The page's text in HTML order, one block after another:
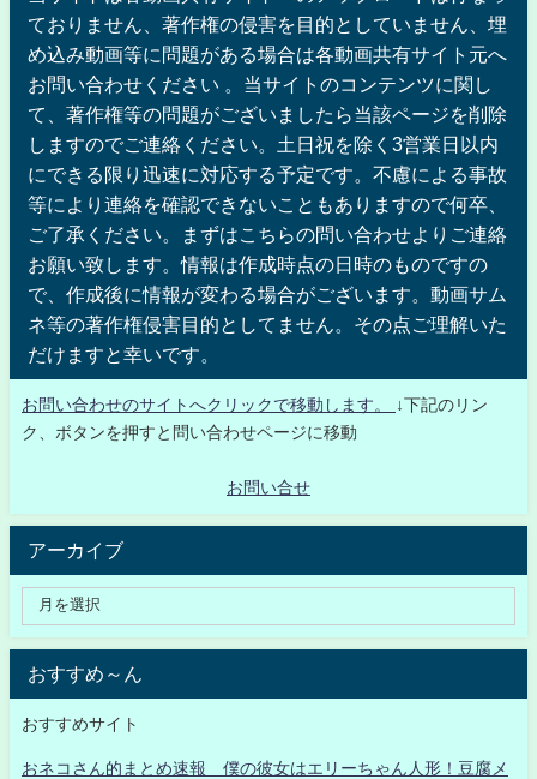
ておりません、著作権の侵害を目的としていません、埋
め込み動画等に問題がある場合は各動画共有サイト元へ
お問い合わせください 。当サイトのコンテンツに関し
て、著作権等の問題がございましたら当該ページを削除
しますのでご連絡ください。土日祝を除く3営業日以内
にできる限り迅速に対応する予定です。不慮による事故
等により連絡を確認できないこともありますので何卒、
ご了承ください。まずはこちらの問い合わせよりご連絡
お願い致します。情報は作成時点の日時のものですの
で、作成後に情報が変わる場合がございます。動画サム
ネ等の著作権侵害目的としてません。その点ご理解いた
だけますと幸いです。
お問い合わせのサイトへクリックで移動します。
↓下記のリン
ク、ボタンを押すと問い合わせページに移動
お問い合せ
アーカイブ
おすすめ～ん
おすすめサイト
おネコさん的まとめ速報 僕の彼女はエリーちゃん人形！豆腐メ